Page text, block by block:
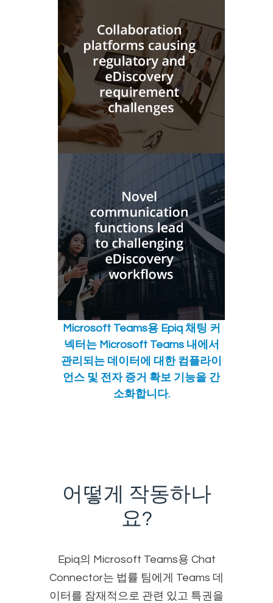
Microsoft Teams용 Epiq 채팅 커
넥터는 Microsoft Teams 내에서
관리되는 데이터에 대한 컴플라이
언스 및 전자 증거 확보 기능을 간
소화합니다.
어떻게 작동하나
요?
Epiq의 Microsoft Teams용 Chat
Connector는 법률 팀에게 Teams 데
이터를 잠재적으로 관련 있고 특권을